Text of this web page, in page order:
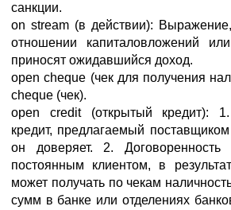
санкции.
on stream (в действии):
отношении капиталовложений
приносят ожидавшийся доход.
open cheque (чек для получения
cheque (чек).
open credit (открытый кредит):
кредит, предлагаемый поставщиком
он доверяет. 2.
постоянным клиентом, в
может получать по чекам
сумм в банке или отделениях